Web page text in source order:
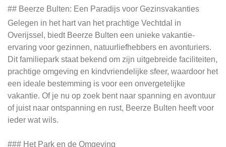
## Beerze Bulten: Een Paradijs voor Gezinsvakanties
Gelegen in het hart van het prachtige Vechtdal in
Overijssel, biedt Beerze Bulten een unieke vakantie-
ervaring voor gezinnen, natuurliefhebbers en avonturiers.
Dit familiepark staat bekend om zijn uitgebreide faciliteiten,
prachtige omgeving en kindvriendelijke sfeer, waardoor het
een ideale bestemming is voor een onvergetelijke
vakantie. Of je nu op zoek bent naar spanning en avontuur
of juist naar ontspanning en rust, Beerze Bulten heeft voor
ieder wat wils.
### Het Park en de Omgeving